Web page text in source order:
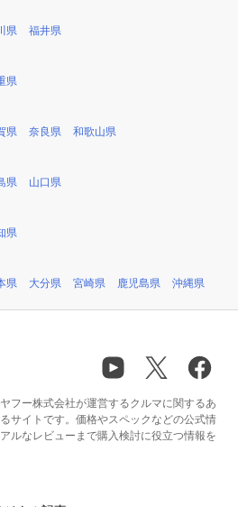
県 福井県
県
県 奈良県 和歌山県
県 山口県
県
県 大分県 宮崎県 鹿児島県 沖縄県
フー株式会社が運営するクルマに関するあ
サイトです。価格やスペックなどの公式情
ルなレビューまで購入検討に役立つ情報を